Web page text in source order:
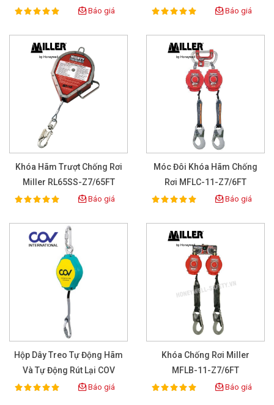
MB9006
Rating:
100% Báo giá
3,600-Lb
Rating:
100% Báo giá
Khóa Hãm Trượt Chống Rơi
Miller RL65SS-Z7/65FT
Rating:
100% Báo giá
Móc Đôi Khóa Hãm Chống
Rơi MFLC-11-Z7/6FT
Rating:
100% Báo giá
Hộp Dây Treo Tự Động Hãm
Và Tự Động Rút Lại COV
408180
Rating:
100% Báo giá
Khóa Chống Rơi Miller
MFLB-11-Z7/6FT
Rating:
100% Báo giá